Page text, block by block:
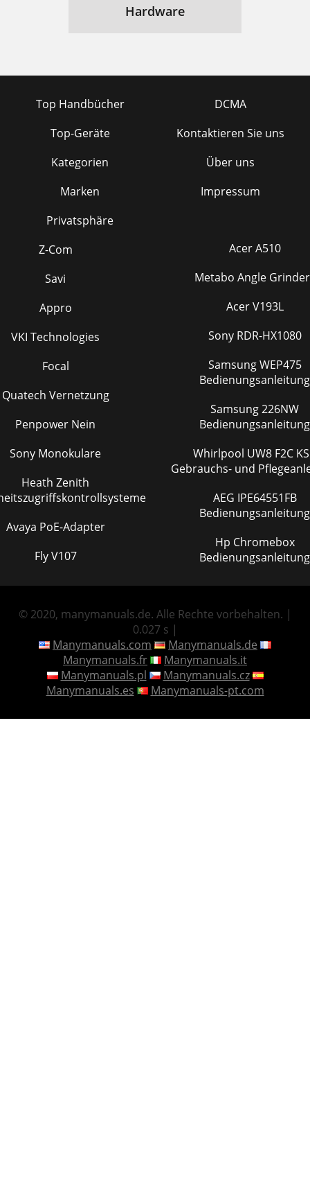
Hardware
Top Handbücher
Top-Geräte
Kategorien
Marken
Privatsphäre
DCMA
Kontaktieren Sie uns
Über uns
Impressum
Z-Com
Savi
Appro
VKI Technologies
Focal
Quatech Vernetzung
Penpower Nein
Sony Monokulare
Heath Zenith
Avaya PoE-Adapter
Fly V107
Acer A510
Metabo Angle
Acer V193L
Sony RDR-HX1080
Samsung WEP475
Bedienungsanleitung
Samsung 226NW
Bedienungsanleitung
Whirlpool UW8 F2C KSB
Gebrauchs- und
AEG IPE64551FB
Bedienungsanleitung
Hp Chromebox
Bedienungsanleitung
© 2020, manymanuals.de. Alle Rechte vorbehalten. |
0.027 s |
Manymanuals.com
Manymanuals.de
Manymanuals.fr
Manymanuals.it
Manymanuals.pl
Manymanuals.cz
Manymanuals.es
Manymanuals-pt.com